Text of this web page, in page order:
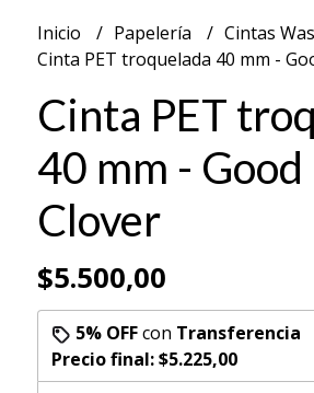
Inicio Papelería
Cintas
Cinta PET troquelada 40 mm -
Cinta PET
40 mm - Good
Clover
$5.500,00
5% OFFcon Transferencia
Precio final:$5.225,00